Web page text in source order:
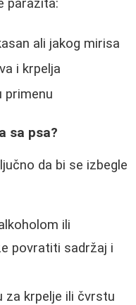
parazita:
ali jakog mirisa
i krpelja
primenu
sa psa?
da bi se izbegle
ili
povratiti sadržaj i
za krpelje ili čvrstu